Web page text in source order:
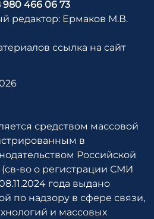
980 466 06 73
редактор: Ермаков М.В.
ссылка на сайт
средством массовой
в
Российской
во о регистрации СМИ
года выдано
по надзору в сфере связи,
и массовых